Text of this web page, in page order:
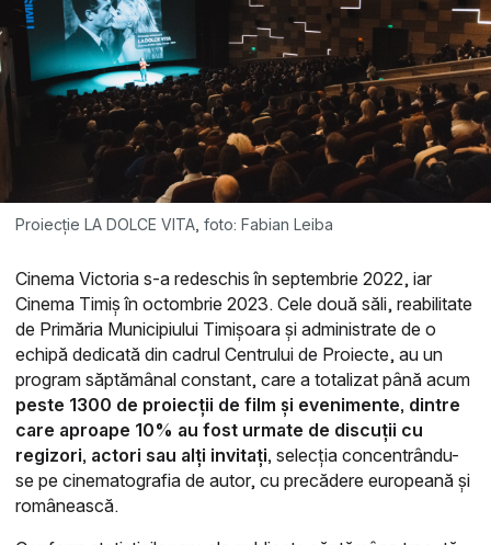
Proiecție LA DOLCE VITA, foto: Fabian Leiba
Cinema Victoria s-a redeschis în septembrie 2022, iar
Cinema Timiș în octombrie 2023. Cele două săli, reabilitate
de Primăria Municipiului Timișoara și administrate de o
echipă dedicată din cadrul Centrului de Proiecte, au un
program săptămânal constant, care a totalizat până acum
peste 1300 de proiecții de film și evenimente, dintre
care aproape 10% au fost urmate de discuții cu
regizori, actori sau alți invitați, selecția concentrându-
se pe cinematografia de autor, cu precădere europeană și
românească.